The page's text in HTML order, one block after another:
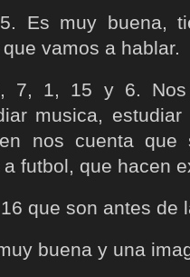
Es muy buena,
vamos a hablar.
7, 1, 15 y 6.
musica,
nos cuenta
futbol, que hacen
que son antes de
buena y una